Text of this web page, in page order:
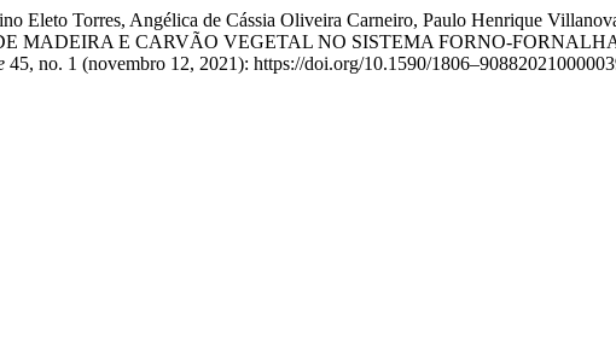
Torres, Angélica de Cássia Oliveira Carneiro, Paulo Henrique
MADEIRA E CARVÃO VEGETAL NO SISTEMA FORNO-
45, no. 1 (novembro 12, 2021): https://doi.org/10.1590/